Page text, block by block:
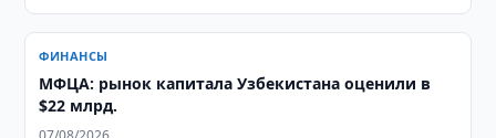
ФИНАНСЫ
МФЦА: рынок капитала Узбекистана оценили в
$22 млрд.